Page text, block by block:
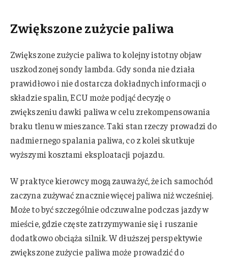
Zwiększone zużycie paliwa
Zwiększone zużycie paliwa to kolejny istotny objaw
uszkodzonej sondy lambda. Gdy sonda nie działa
prawidłowo i nie dostarcza dokładnych informacji o
składzie spalin, ECU może podjąć decyzję o
zwiększeniu dawki paliwa w celu zrekompensowania
braku tlenu w mieszance. Taki stan rzeczy prowadzi do
nadmiernego spalania paliwa, co z kolei skutkuje
wyższymi kosztami eksploatacji pojazdu.
W praktyce kierowcy mogą zauważyć, że ich samochód
zaczyna zużywać znacznie więcej paliwa niż wcześniej.
Może to być szczególnie odczuwalne podczas jazdy w
mieście, gdzie częste zatrzymywanie się i ruszanie
dodatkowo obciąża silnik. W dłuższej perspektywie
zwiększone zużycie paliwa może prowadzić do